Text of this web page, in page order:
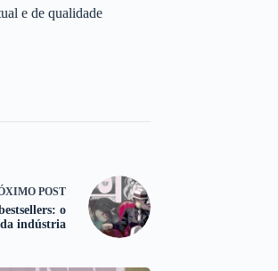
e de qualidade
POST
o
indústria